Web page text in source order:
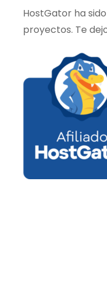
HostGator ha
proyectos. Te